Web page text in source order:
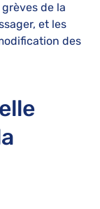
de la
et les
des